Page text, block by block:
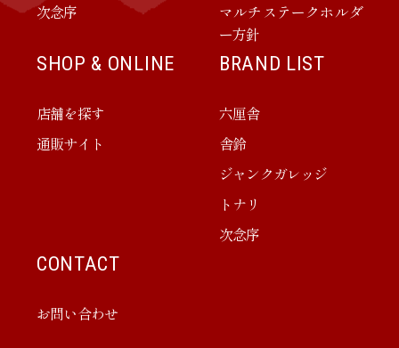
次念序
マルチステークホルダ
ー方針
SHOP & ONLINE
店舗を探す
通販サイト
BRAND LIST
六厘舎
舎鈴
ジャンクガレッジ
トナリ
次念序
CONTACT
お問い合わせ